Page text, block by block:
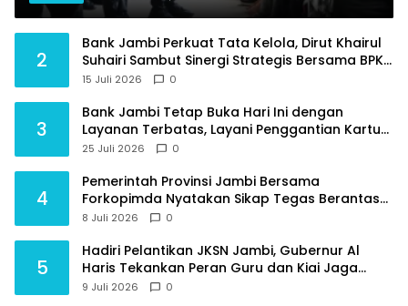
Raden Mattaher
2
Bank Jambi Perkuat Tata Kelola, Dirut Khairul
Suhairi Sambut Sinergi Strategis Bersama BPKP
Jambi
15 Juli 2026 0
3
Bank Jambi Tetap Buka Hari Ini dengan
Layanan Terbatas, Layani Penggantian Kartu
ATM dan Perubahan PIN
25 Juli 2026 0
4
Pemerintah Provinsi Jambi Bersama
Forkopimda Nyatakan Sikap Tegas Berantas
Geng Motor
8 Juli 2026 0
5
Hadiri Pelantikan JKSN Jambi, Gubernur Al
Haris Tekankan Peran Guru dan Kiai Jaga
Moral Generasi Bangsa
9 Juli 2026 0